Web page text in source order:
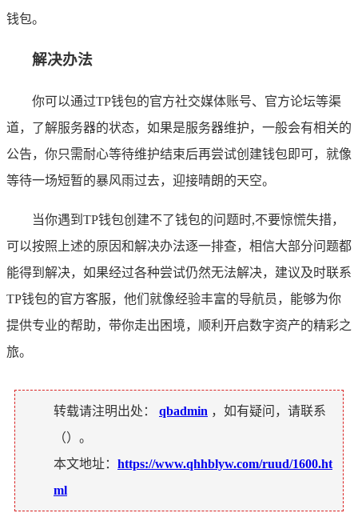
钱包。
解决办法
你可以通过TP钱包的官方社交媒体账号、官方论坛等渠
道，了解服务器的状态，如果是服务器维护，一般会有相关的
公告，你只需耐心等待维护结束后再尝试创建钱包即可，就像
等待一场短暂的暴风雨过去，迎接晴朗的天空。
当你遇到TP钱包创建不了钱包的问题时,不要惊慌失措，
可以按照上述的原因和解决办法逐一排查，相信大部分问题都
能得到解决，如果经过各种尝试仍然无法解决，建议及时联系
TP钱包的官方客服，他们就像经验丰富的导航员，能够为你
提供专业的帮助，带你走出困境，顺利开启数字资产的精彩之
旅。
转载请注明出处： qbadmin ，如有疑问，请联系
（）。
本文地址： https://www.qhhblyw.com/ruud/1600.ht
ml